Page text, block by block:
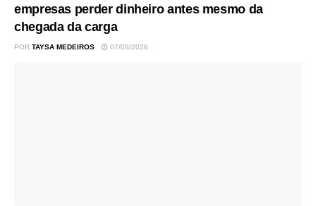
empresas perder dinheiro antes mesmo da
chegada da carga
POR TAYSA MEDEIROS 07/08/2026